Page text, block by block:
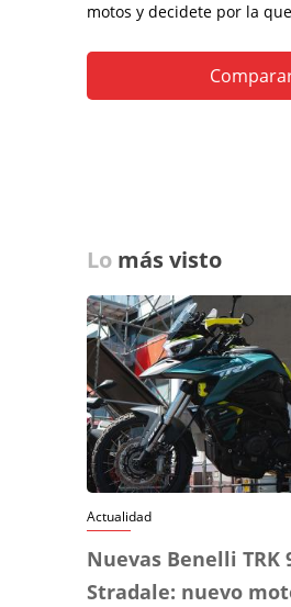
motos y decidete por la
Lo más visto
Actualidad
Nuevas Benelli TRK
Stradale: nuevo